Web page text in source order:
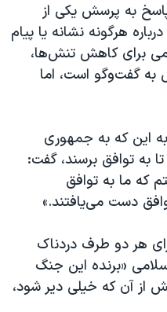
به پرسش یکی از
هرگونه نشانه یا پیام
برای کاهش تنش‌ها،
به گفت‌وگو است، اما
این که به جمهوری
بود تا به توافق برسند، گفت:
که ما به توافق
دست می‌یافتند.»
هر دو طرف دردناک
«برنده این جنگ
از آن که خیلی دیر شود،